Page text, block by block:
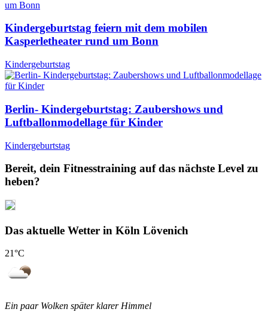
Kindergeburtstag feiern mit dem mobilen
Kasperletheater rund um Bonn
Kindergeburtstag
Berlin- Kindergeburtstag: Zaubershows und
Luftballonmodellage für Kinder
Kindergeburtstag
Bereit, dein Fitnesstraining auf das nächste Level zu
heben?
Das aktuelle Wetter in Köln Lövenich
21°C
Ein paar Wolken später klarer Himmel